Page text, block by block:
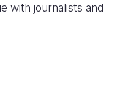
with journalists and